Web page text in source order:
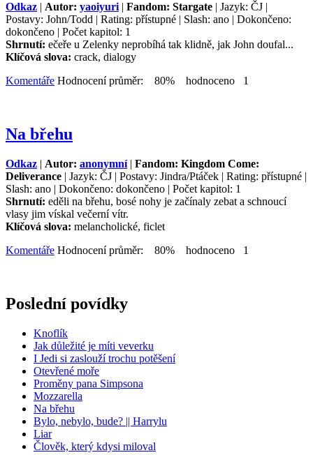
Odkaz | Autor: yaoiyuri | Fandom: Stargate | Jazyk: ČJ |
Postavy: John/Todd | Rating: přístupné | Slash: ano | Dokončeno:
dokončeno | Počet kapitol: 1
Shrnutí: ečeře u Zelenky neprobíhá tak klidně, jak John doufal...
Klíčová slova: crack, dialogy
Komentáře Hodnocení průměr: 80% hodnoceno 1
Na břehu
Odkaz | Autor: anonymní| Fandom: Kingdom Come:
Deliverance | Jazyk: ČJ | Postavy: Jindra/Ptáček | Rating: přístupné |
Slash: ano | Dokončeno: dokončeno | Počet kapitol: 1
Shrnutí: eděli na břehu, bosé nohy je začínaly zebat a schnoucí
vlasy jim vískal večerní vítr.
Klíčová slova: melancholické, ficlet
Komentáře Hodnocení průměr: 80% hodnoceno 1
Poslední povídky
Knoflík
Jak důležité je míti veverku
I Jedi si zaslouží trochu potěšení
Otevřené moře
Proměny pana Simpsona
Mozzarella
Na břehu
Bylo, nebylo, bude? || Harrylu
Liar
Člověk, který kdysi miloval